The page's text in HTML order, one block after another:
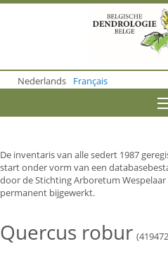
o
m
o
n
t
e
n
Nederlands Français
De inventaris van alle sedert 1987
start onder vorm van een
door de Stichting Arboretum
permanent bijgewerkt.
Quercus robur